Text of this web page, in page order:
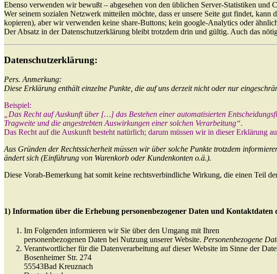
Ebenso verwenden wir bewußt – abgesehen von den üblichen Server-Statistiken und
Wer seinem sozialen Netzwerk mitteilen möchte, dass er unsere Seite gut findet,
kopieren), aber wir verwenden keine share-Buttons; kein google-Analytics oder
Der Absatz in der Datenschutzerklärung bleibt trotzdem drin und gültig. Auch das
Datenschutzerklärung:
Pers. Anmerkung:
Diese Erklärung enthält einzelne Punkte, die auf uns derzeit nicht oder nur
Beispiel:
„Das Recht auf Auskunft über […] das Bestehen einer automatisierten
Tragweite und die angestrebten Auswirkungen einer solchen Verarbeitung“.
Das Recht auf die Auskunft besteht natürlich; darum müssen wir in dieser Erklärung
Aus Gründen der Rechtssicherheit müssen wir über solche Punkte trotzdem
ändert sich (Einführung von Warenkorb oder Kundenkonten o.ä.).
Diese Vorab-Bemerkung hat somit keine rechtsverbindliche Wirkung, die einen Teil
1) Information über die Erhebung personenbezogener Daten und Kontaktdaten
Im Folgenden informieren wir Sie über den Umgang mit Ihren
personenbezogenen Daten bei Nutzung unserer Website. Personenbezogene
Verantwortlicher für die Datenverarbeitung auf dieser Website im Sinne der
Bosenheimer Str. 274
55543Bad Kreuznach